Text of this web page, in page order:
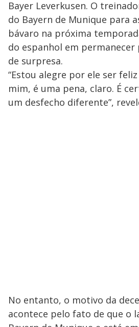
Bayer Leverkusen. O
do Bayern de Munique para
bávaro na próxima
do espanhol em
de surpresa.
“Estou alegre por ele ser
mim, é uma pena, claro. É
um desfecho diferente”,
No entanto, o motivo da
acontece pelo fato de que o